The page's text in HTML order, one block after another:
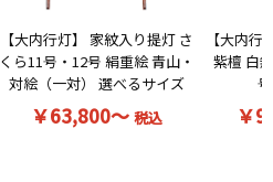
【大内行灯】 家紋入り提灯 さ
くら11号・12号 絹重絵 青山・
対絵（一対） 選べるサイズ
￥63,800～税込
【大内
紫檀 白
￥